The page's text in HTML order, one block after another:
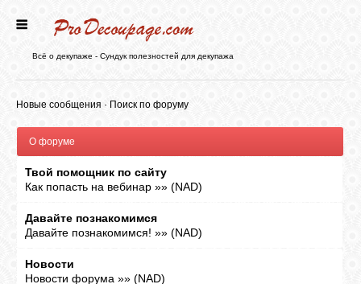
БЛОГ
Всё о декупаже - Сундук полезностей для декупажа
Новые сообщения · Поиск по форуму
О форуме
Твой помощник по сайту
Как попасть на вебинар »» (NAD)
Давайте познакомимся
Давайте познакомимся! »» (NAD)
Новости
Новости форума »» (NAD)